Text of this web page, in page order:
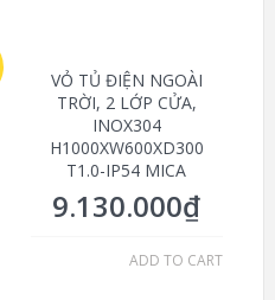
VỎ TỦ ĐIỆN NGOÀI
TRỜI, 2 LỚP CỬA,
INOX304
H1000XW600XD300
T1.0-IP54 MICA
9.130.000₫
ADD TO CART